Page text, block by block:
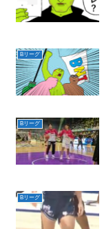
Bリーグ
Bリーグ
Bリーグ